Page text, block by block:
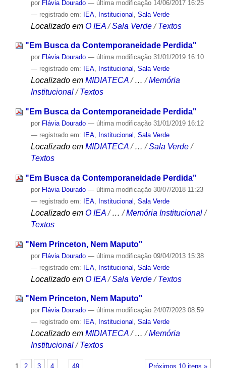
por Flávia Dourado — última modificação14/06/2017 16:25
— registrado em: IEA, Institucional Sala Verde
Localizado em O IEA /Sala Verde /Textos
"Em Busca da Contemporaneidade Perdida"
por Flávia Dourado — última modificação31/01/2019 16:10
— registrado em:
IEA, Institucional , Sala Verde
Localizado em MIDIATECA / …/Memória
Institucional / Textos
"Em Busca da Contemporaneidade Perdida"
por Flávia Dourado — última modificação31/01/2019 16:12
— registrado em:
IEA, Institucional , Sala Verde
Localizado em MIDIATECA /…/Sala Verde /
Textos
"Em Busca da Contemporaneidade Perdida"
por Flávia Dourado — última modificação30/07/2018 11:23
— registrado em:
IEA, Institucional Sala Verde
Localizado em O IEA /…/Memória Institucional /
Textos
"Nem Princeton, Nem Maputo"
por Flávia Dourado — última modificação09/04/2013 15:38
— registrado em: IEA, Institucional Sala Verde
Localizado em O IEA /Sala Verde /Textos
"Nem Princeton, Nem Maputo"
por Flávia Dourado — última modificação24/07/2023 08:59
— registrado em:
IEA, Institucional , Sala Verde
Localizado em MIDIATECA /…/Memória
Institucional /Textos